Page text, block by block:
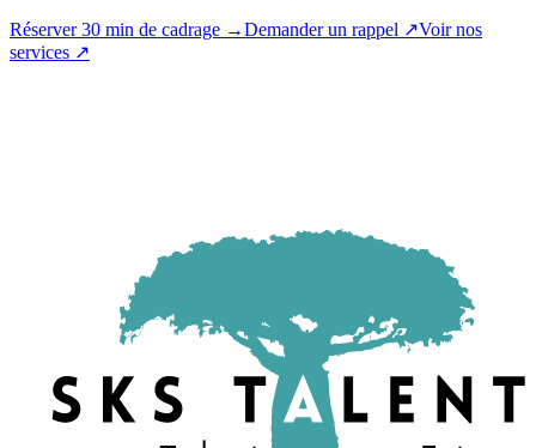
Réserver 30 min de cadrage →Demander un rappel ↗Voir nos
services ↗